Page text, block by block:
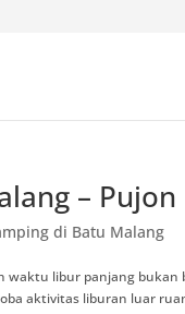
–
di Batu Malang
waktu libur panjang
aktivitas liburan luar